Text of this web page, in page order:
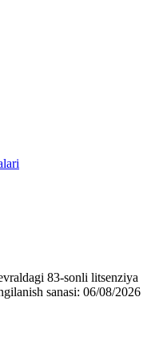
83-sonli litsenziya
sanasi: 06/08/2026